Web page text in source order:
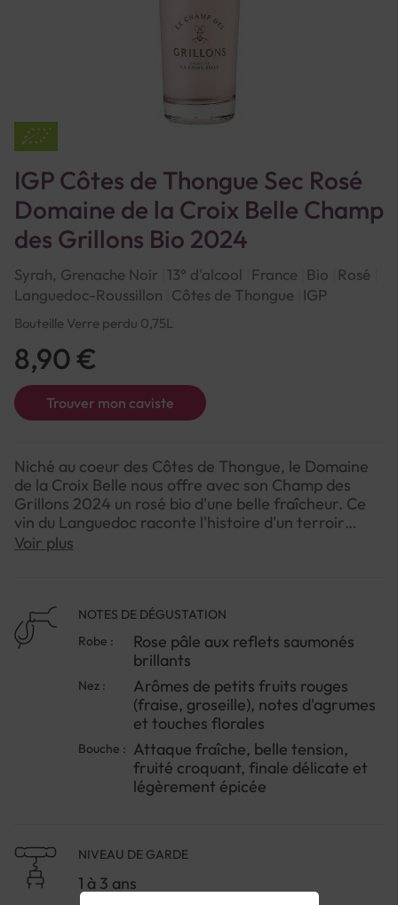
IGP Côtes de Thongue Sec Rosé
Domaine de la Croix Belle Champ
des Grillons Bio 2024
Syrah, Grenache Noir 13° d'alcool France Bio
Rosé
Languedoc-Roussillon Côtes de Thongue IGP
Bouteille Verre perdu 0,75L
Trouver mon caviste
8,90 €
Niché au coeur des Côtes de Thongue, le Domaine
de la Croix Belle nous offre avec son Champ des
Grillons 2024 un rosé bio d'une belle fraîcheur. Ce
vin du Languedoc raconte l'histoire d'un terroir
ensoleillé où les vignes s'épanouissent en harmonie
privilégiant les méthodes biologiques pour
préserver la pureté du fruit.Ce rosé incarne l'esprit
convivial du sud de la France, avec sa structure
légère et ses arômes vibrants de fruits rouges. Il
offre une expérience gustative équilibrée, où
fraîcheur et fruité se rencontrent pour créer un
moment de plaisir authentique.Idéal pour
accompagner vos apéritifs et repas estivaux en
terrasse, ce Champ des Grillons bio saura égayer
vos fins d'après-midi ensoleillées comme vos soirées
douces entre amis. À servir rafraîchi mais non glacé
Voir plus
NOTES DE DÉGUSTATION
Robe :
Rose pâle aux reflets saumonés
brillants
Nez :
Arômes de petits fruits rouges
(fraise, groseille), notes d'agrumes
et touches florales
Bouche : Attaque fraîche, belle tension,
fruité croquant, finale délicate et
légèrement épicée
NIVEAU DE GARDE
1 à 3 ans